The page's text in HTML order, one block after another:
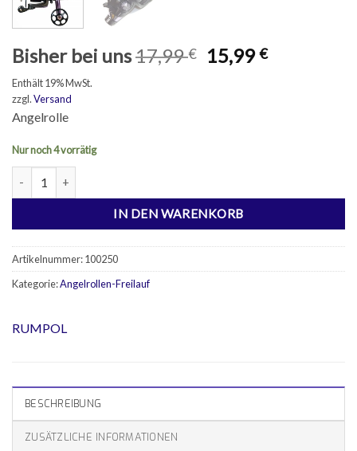
Bisher bei uns17,99€
Ursprünglicher
15,99€Aktueller
Enthält 19% MwSt.
zzgl.Versand
Angelrolle
Nur noch 4 vorrätig
IN DEN WARENKORB
Artikelnummer:100250
Kategorie:Angelrollen-Freilauf
RUMPOL
BESCHREIBUNG
ZUSÄTZLICHE INFORMATIONEN